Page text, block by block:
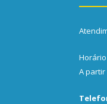
A partir